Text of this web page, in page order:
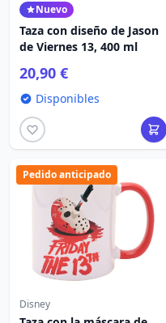
Nuevo
Taza con diseño de Jason
de Viernes 13, 400 ml
20,90 €
Disponibles
Pedido anticipado
Disney